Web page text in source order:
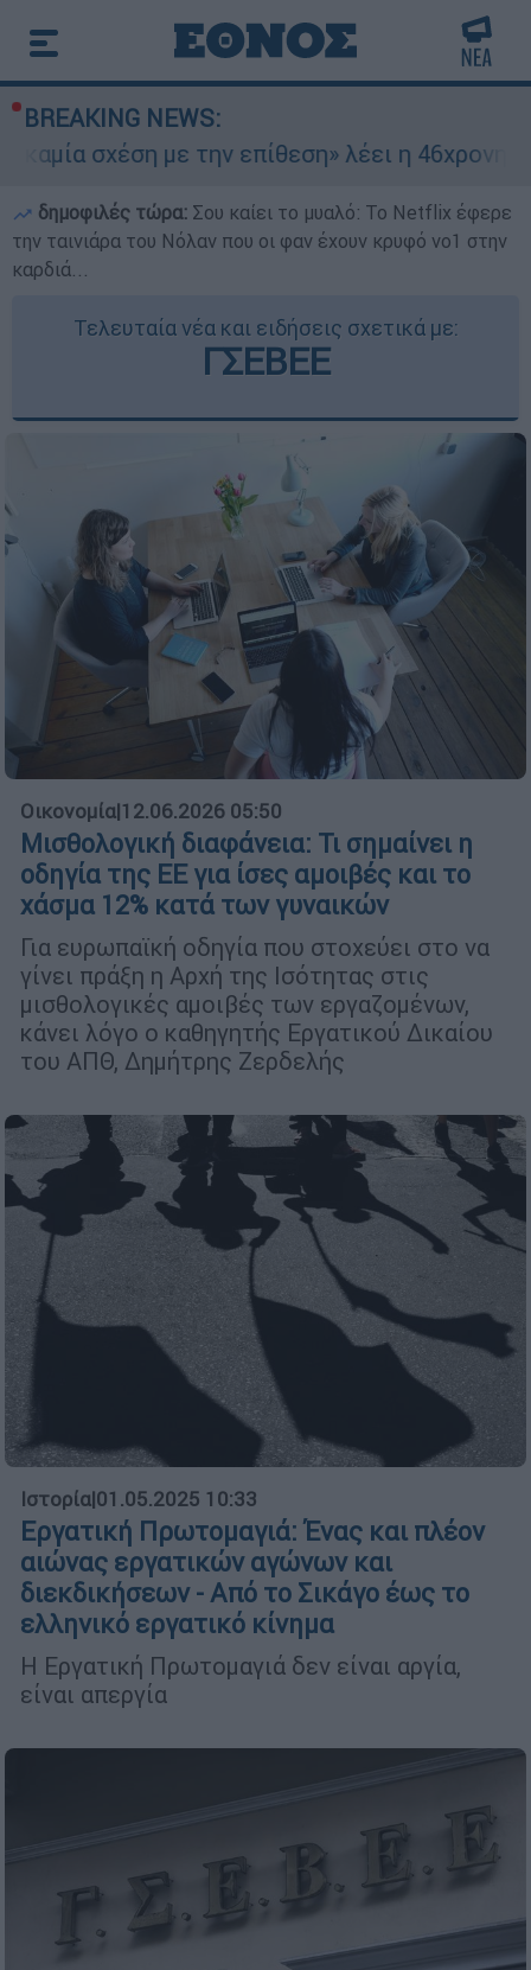
BREAKING NEWS:
με την επίθεση» λέει η 46χρονη - Τι
δημοφιλές τώρα: Σου καίει το μυαλό: Το Netflix έφερε
την ταινιάρα του Νόλαν που οι φαν έχουν κρυφό νο1 στην
καρδιά...
Τελευταία νέα και ειδήσεις σχετικά με:
ΓΣΕΒΕΕ
Οικονομία|12.06.2026 05:50
Μισθολογική διαφάνεια: Τι σημαίνει η
οδηγία της ΕΕ για ίσες αμοιβές και το
χάσμα 12% κατά των γυναικών
Για ευρωπαϊκή οδηγία που στοχεύει στο να
γίνει πράξη η Αρχή της Ισότητας στις
μισθολογικές αμοιβές των εργαζομένων,
κάνει λόγο ο καθηγητής Εργατικού Δικαίου
του ΑΠΘ, Δημήτρης Ζερδελής
Ιστορία|01.05.2025 10:33
Εργατική Πρωτομαγιά: Ένας και πλέον
αιώνας εργατικών αγώνων και
διεκδικήσεων - Από το Σικάγο έως το
ελληνικό εργατικό κίνημα
Η Εργατική Πρωτομαγιά δεν είναι αργία,
είναι απεργία